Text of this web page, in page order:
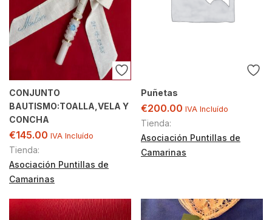
CONJUNTO
BAUTISMO:TOALLA,VELA Y
CONCHA
€145.00 IVA Incluído
Tienda:
Asociación Puntillas de
Camarinas
Puñetas
€200.00 IVA Incluído
Tienda:
Asociación Puntillas de
Camarinas